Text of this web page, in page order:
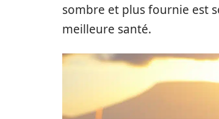
sombre et plus fournie est
meilleure santé.